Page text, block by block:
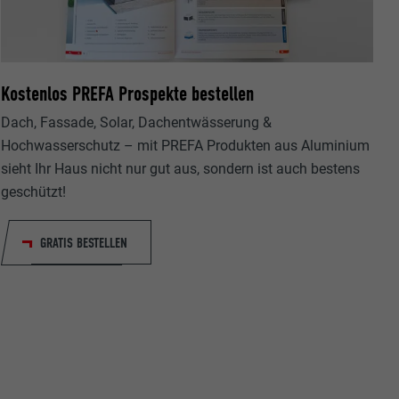
Kostenlos PREFA Prospekte bestellen
Dach, Fassade, Solar, Dachentwässerung &
Hochwasserschutz – mit PREFA Produkten aus Aluminium
sieht Ihr Haus nicht nur gut aus, sondern ist auch bestens
geschützt!
GRATIS BESTELLEN
Webseite.